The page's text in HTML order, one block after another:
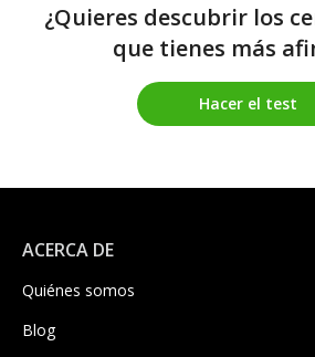
¿Quieres descubrir los
que tienes más
Hacer el test
ACERCA DE
Quiénes somos
Blog